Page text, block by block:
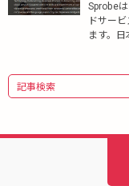
Sprobe
ドサー
ます。